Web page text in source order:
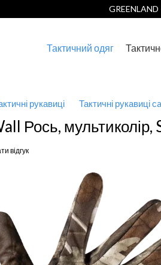
GREENLAND
Тактичний одяг
рукавиці Тактичні рукавиці
Рось, мультиколір,
відгук